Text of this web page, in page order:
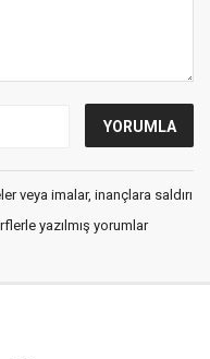
veya imalar, inançlara saldırı
yazılmış yorumlar